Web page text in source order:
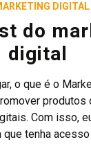
DIGITAL
do
digital
o que é o
produtos
Com isso,
tenha acesso